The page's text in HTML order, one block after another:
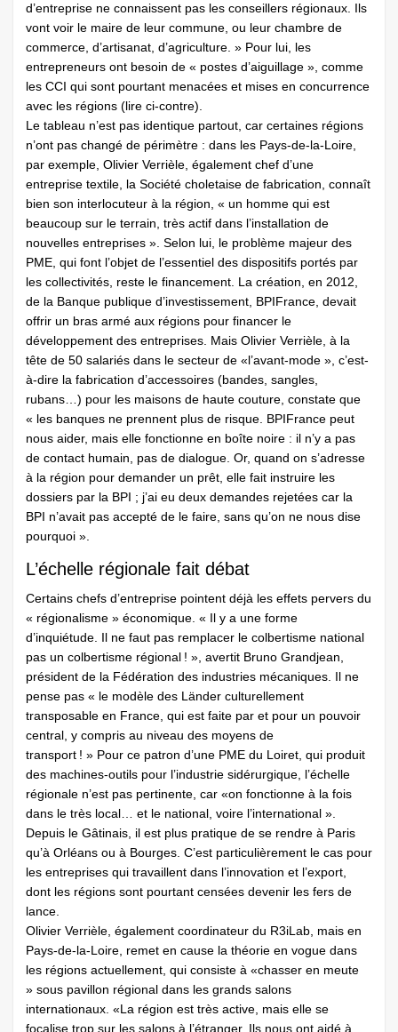
d’entreprise ne connaissent pas les conseillers régionaux. Ils
vont voir le maire de leur commune, ou leur chambre de
commerce, d’artisanat, d’agriculture. » Pour lui, les
entrepreneurs ont besoin de « postes d’aiguillage », comme
les CCI qui sont pourtant menacées et mises en concurrence
avec les régions (lire ci-contre).
Le tableau n’est pas identique partout, car certaines régions
n’ont pas changé de périmètre : dans les Pays-de-la-Loire,
par exemple, Olivier Verrièle, également chef d’une
entreprise textile, la Société choletaise de fabrication, connaît
bien son interlocuteur à la région, « un homme qui est
beaucoup sur le terrain, très actif dans l’installation de
nouvelles entreprises ». Selon lui, le problème majeur des
PME, qui font l’objet de l’essentiel des dispositifs portés par
les collectivités, reste le financement. La création, en 2012,
de la Banque publique d’investissement, BPIFrance, devait
offrir un bras armé aux régions pour financer le
développement des entreprises. Mais Olivier Verrièle, à la
tête de 50 salariés dans le secteur de «l’avant-mode », c’est-
à-dire la fabrication d’accessoires (bandes, sangles,
rubans…) pour les maisons de haute couture, constate que
« les banques ne prennent plus de risque. BPIFrance peut
nous aider, mais elle fonctionne en boîte noire : il n’y a pas
de contact humain, pas de dialogue. Or, quand on s’adresse
à la région pour demander un prêt, elle fait instruire les
dossiers par la BPI ; j’ai eu deux demandes rejetées car la
BPI n’avait pas accepté de le faire, sans qu’on ne nous dise
pourquoi ».
L’échelle régionale fait débat
Certains chefs d’entreprise pointent déjà les effets pervers du
« régionalisme » économique. « Il y a une forme
d’inquiétude. Il ne faut pas remplacer le colbertisme national
pas un colbertisme régional ! », avertit Bruno Grandjean,
président de la Fédération des industries mécaniques. Il ne
pense pas « le modèle des Länder culturellement
transposable en France, qui est faite par et pour un pouvoir
central, y compris au niveau des moyens de
transport ! » Pour ce patron d’une PME du Loiret, qui produit
des machines-outils pour l’industrie sidérurgique, l’échelle
régionale n’est pas pertinente, car «on fonctionne à la fois
dans le très local… et le national, voire l’international ».
Depuis le Gâtinais, il est plus pratique de se rendre à Paris
qu’à Orléans ou à Bourges. C’est particulièrement le cas pour
les entreprises qui travaillent dans l’innovation et l’export,
dont les régions sont pourtant censées devenir les fers de
lance.
Olivier Verrièle, également coordinateur du R3iLab, mais en
Pays-de-la-Loire, remet en cause la théorie en vogue dans
les régions actuellement, qui consiste à «chasser en meute
» sous pavillon régional dans les grands salons
internationaux. «La région est très active, mais elle se
focalise trop sur les salons à l’étranger. Ils nous ont aidé à